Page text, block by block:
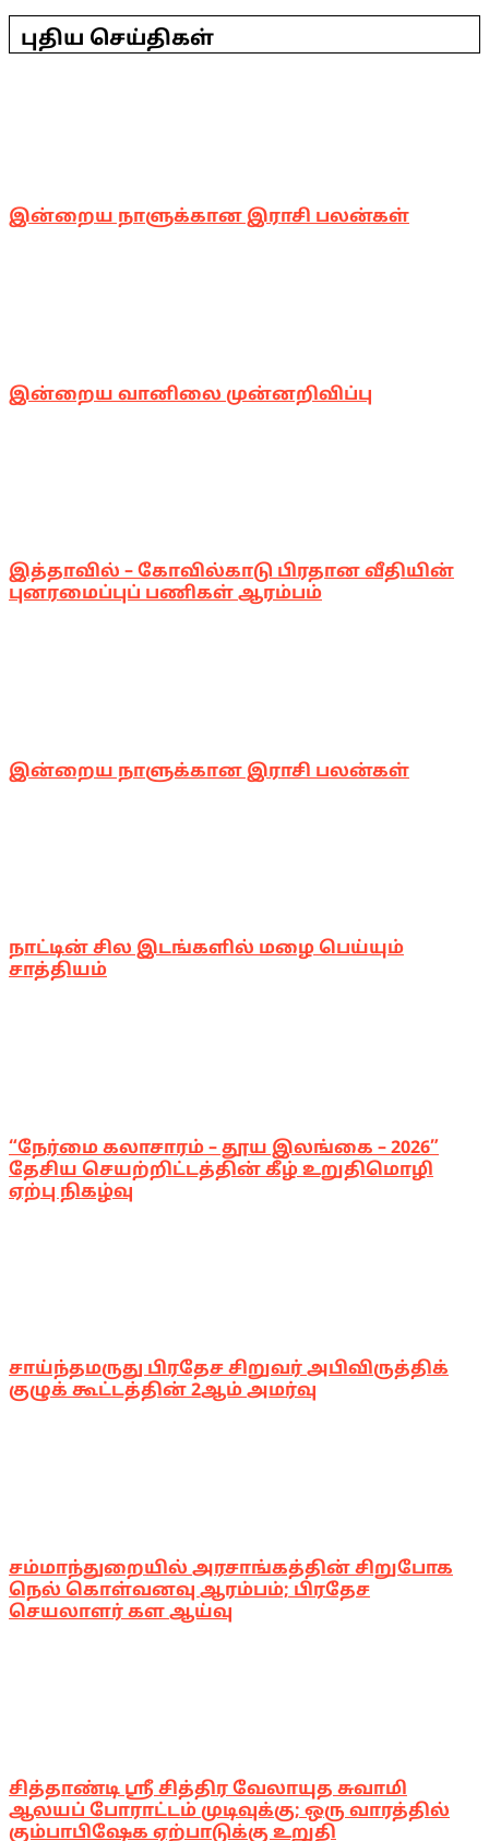
05-
02புதிய செய்திகள்
இன்றைய நாளுக்கான இராசி பலன்கள்
இன்றைய வானிலை முன்னறிவிப்பு
இத்தாவில் – கோவில்காடு பிரதான வீதியின்
புனரமைப்புப் பணிகள் ஆரம்பம்
இன்றைய நாளுக்கான இராசி பலன்கள்
நாட்டின் சில இடங்களில் மழை பெய்யும்
சாத்தியம்
“நேர்மை கலாசாரம் – தூய இலங்கை – 2026”
தேசிய செயற்றிட்டத்தின் கீழ் உறுதிமொழி
ஏற்பு நிகழ்வு
சாய்ந்தமருது பிரதேச சிறுவர் அபிவிருத்திக்
குழுக் கூட்டத்தின் 2ஆம் அமர்வு
சம்மாந்துறையில் அரசாங்கத்தின் சிறுபோக
நெல் கொள்வனவு ஆரம்பம்; பிரதேச
செயலாளர் கள ஆய்வு
சித்தாண்டி ஸ்ரீ சித்திர வேலாயுத சுவாமி
ஆலயப் போராட்டம் முடிவுக்கு; ஒரு வாரத்தில்
கும்பாபிஷேக ஏற்பாடுக்கு உறுதி